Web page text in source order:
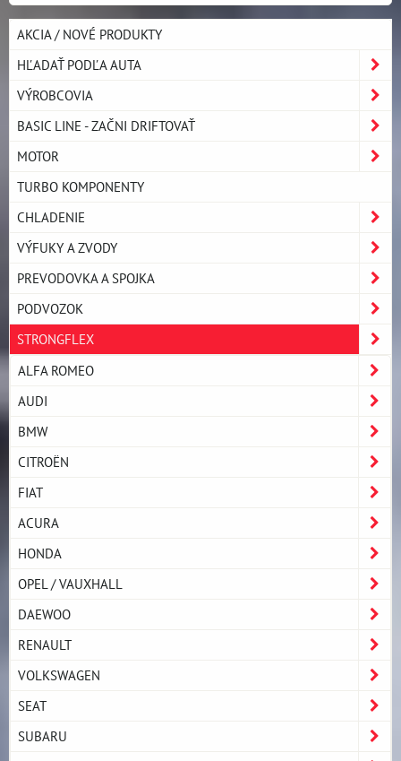
AKCIA / NOVÉ PRODUKTY
HĽADAŤ PODĽA AUTA
VÝROBCOVIA
BASIC LINE - ZAČNI DRIFTOVAŤ
MOTOR
TURBO KOMPONENTY
CHLADENIE
VÝFUKY A ZVODY
PREVODOVKA A SPOJKA
PODVOZOK
STRONGFLEX
ALFA ROMEO
AUDI
BMW
CITROËN
FIAT
ACURA
HONDA
OPEL / VAUXHALL
DAEWOO
RENAULT
VOLKSWAGEN
SEAT
SUBARU